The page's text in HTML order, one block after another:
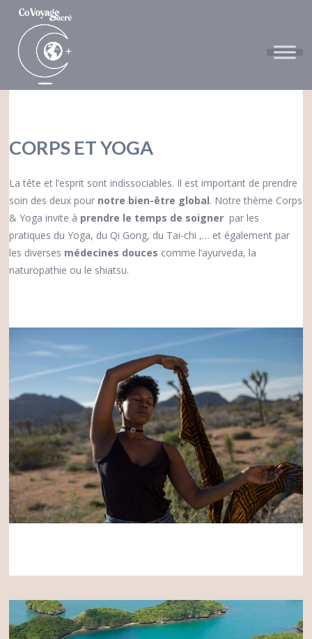
CORPS ET YOGA
La tête et l’esprit sont indissociables. Il est important de prendre
soin des deux pour notre bien-être global. Notre thème Corps
& Yoga invite à prendre le temps de soigner par les
pratiques duYoga, du Qi Gong, du Tai-chi ,… et également par
les diverses médecines douces comme l’ayurveda, la
naturopathie ou le shiatsu.